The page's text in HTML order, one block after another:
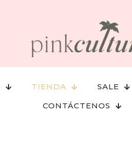
TIENDA SALE
CONTÁCTENOS